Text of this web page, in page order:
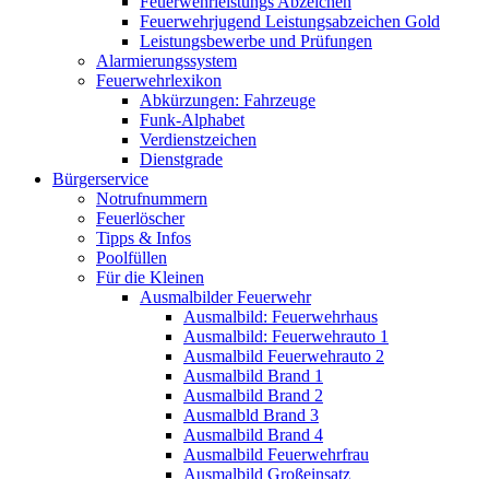
Feuerwehrjugend Leistungsabzeichen Gold
Leistungsbewerbe und Prüfungen
Alarmierungssystem
Feuerwehrlexikon
Abkürzungen: Fahrzeuge
Funk-Alphabet
Verdienstzeichen
Dienstgrade
Bürgerservice
Notrufnummern
Feuerlöscher
Tipps & Infos
Poolfüllen
Für die Kleinen
Ausmalbilder Feuerwehr
Ausmalbild: Feuerwehrhaus
Ausmalbild: Feuerwehrauto 1
Ausmalbild Feuerwehrauto 2
Ausmalbild Brand 1
Ausmalbild Brand 2
Ausmalbld Brand 3
Ausmalbild Brand 4
Ausmalbild Feuerwehrfrau
Ausmalbild Großeinsatz